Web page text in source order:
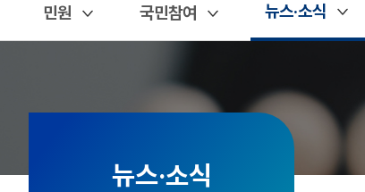
민원
열기
국민참여
열기
뉴스·소식
열기
뉴스·소식